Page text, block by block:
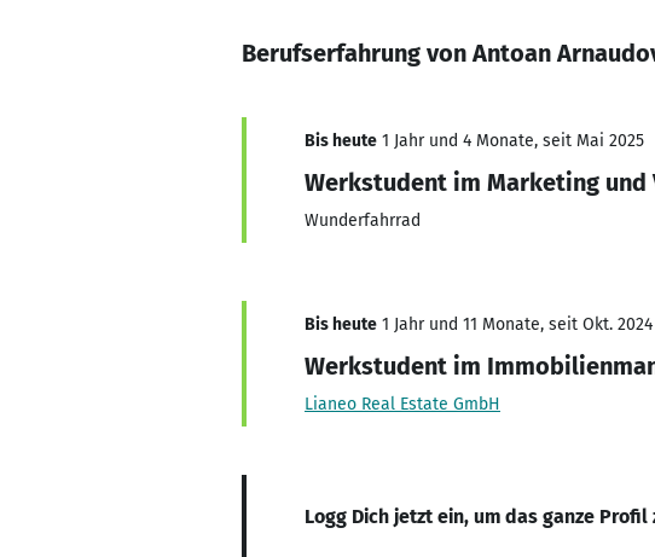
Berufserfahrung von Antoan
Bis heute 1 Jahr und 4 Monate, seit Mai 2025
Werkstudent im Marketing und
Wunderfahrrad
Bis heute 1 Jahr und 11 Monate, seit Okt. 2024
Werkstudent im
Lianeo Real Estate GmbH
Logg Dich jetzt ein, um das ganze Profil